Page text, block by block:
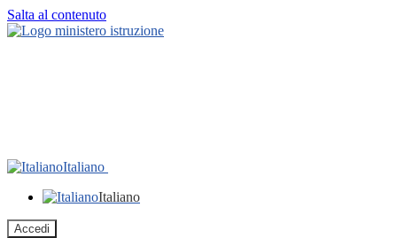
Salta al contenuto
Italiano
Italiano
Accedi